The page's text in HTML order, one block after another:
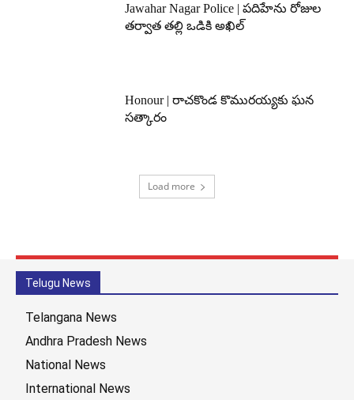
Jawahar Nagar Police | పదిహేను రోజుల
తర్వాత తల్లి ఒడికి అఖిల్
Honour | రాచకొండ కొమురయ్యకు ఘన
సత్కారం
Load more
Telugu News
Telangana News
Andhra Pradesh News
National News
International News